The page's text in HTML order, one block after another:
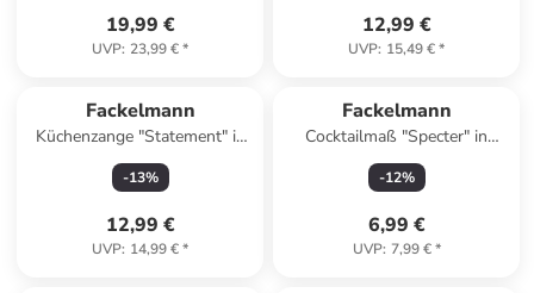
19,99 €
UVP: 23,99 €*
12,99 €
UVP: 15,49 €*
Fackelmann
Küchenzange "Statement" in
Schwarz - (L)31 cm
-13%
12,99 €
UVP: 14,99 €*
Fackelmann
Cocktailmaß "Specter" in
Schwarz - Ø 6 cm
-12%
6,99 €
UVP: 7,99 €*